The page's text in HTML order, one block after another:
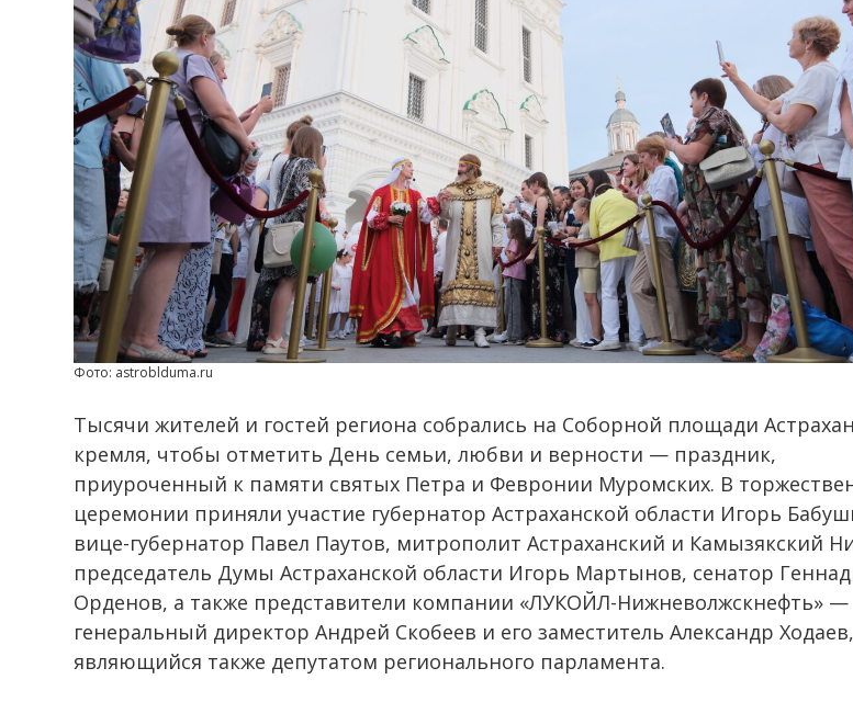
Фото: astroblduma.ru
Тысячи жителей и гостей региона собрались на Соборной площади
кремля, чтобы отметить День семьи, любви и верности — праздник,
приуроченный к памяти святых Петра и Февронии Муромских. В
церемонии приняли участие губернатор Астраханской области Игорь
вице-губернатор Павел Паутов, митрополит Астраханский и Камызякский
председатель Думы Астраханской области Игорь Мартынов, сенатор
Орденов, а также представители компании «ЛУКОЙЛ-Нижневолжскнефть» —
генеральный директор Андрей Скобеев и его заместитель Александр Ходаев,
являющийся также депутатом регионального парламента.